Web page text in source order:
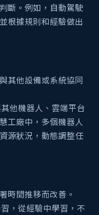
斷。例如，自動駕駛
根據規則和經驗做出
其他設備或系統協同
他機器人、雲端平台
工廠中，多個機器人
源狀況，動態調整任
時間推移而改善。
，從經驗中學習，不